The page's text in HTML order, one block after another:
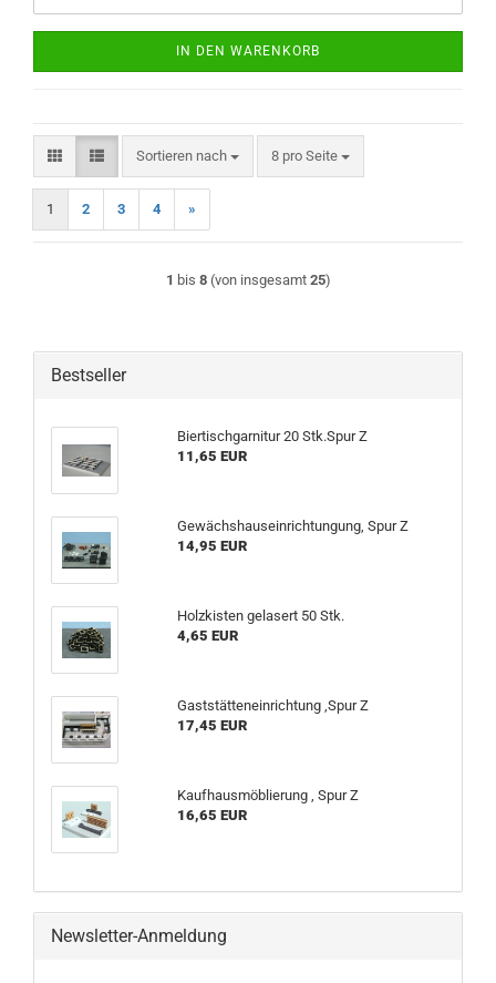
IN DEN WARENKORB
Sortieren nach
Sortieren nach 8 pro Seite
pro Seite
1 2 3 4 »
1 bis 8(von insgesamt 25)
Bestseller
Biertischgarnitur 20 Stk.Spur Z
11,65 EUR
Gewächshauseinrichtungung, Spur Z
14,95 EUR
Holzkisten gelasert 50 Stk.
4,65 EUR
Gaststätteneinrichtung ,Spur Z
17,45 EUR
Kaufhausmöblierung , Spur Z
16,65 EUR
Newsletter-Anmeldung